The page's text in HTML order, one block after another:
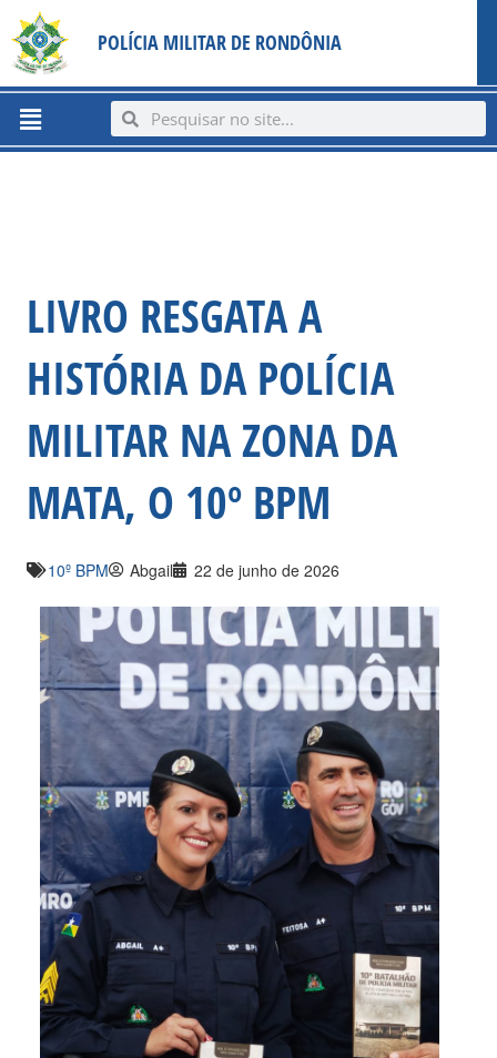
content
para
conteúdo
POLÍCIA MILITAR DE RONDÔNIA
Menu SearchSearch
LIVRO RESGATA A
HISTÓRIA DA POLÍCIA
MILITAR NA ZONA DA
MATA, O 10º BPM
10º BPM Abgail 22 de junho de 2026